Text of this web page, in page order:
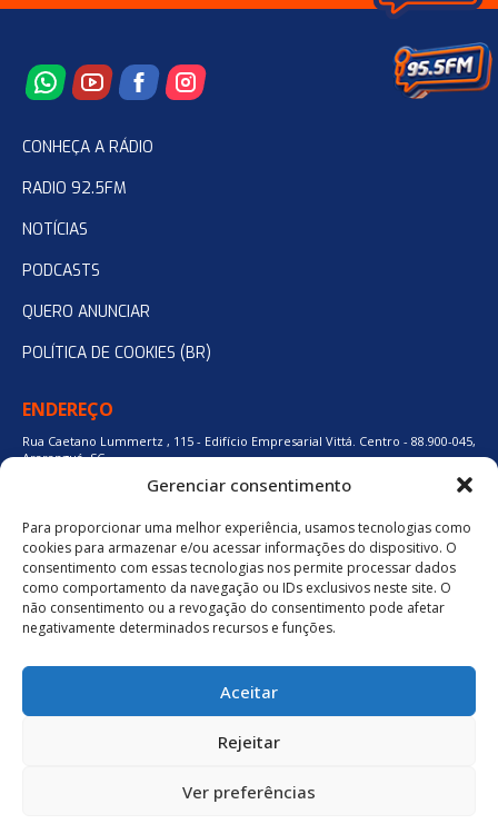
Gerenciar consentimento
Para proporcionar uma melhor experiência, usamos tecnologias como
cookies para armazenar e/ou acessar informações do dispositivo. O
consentimento com essas tecnologias nos permite processar dados
como comportamento da navegação ou IDs exclusivos neste site. O
não consentimento ou a revogação do consentimento pode afetar
negativamente determinados recursos e funções.
Aceitar
Rejeitar
Ver preferências
CONHEÇA A RÁDIO
RADIO 92.5FM
NOTÍCIAS
PODCASTS
QUERO ANUNCIAR
POLÍTICA DE COOKIES (BR)
ENDEREÇO
Rua Caetano Lummertz , 115 - Edifício Empresarial Vittá. Centro - 88.900-045,
Araranguá, SC.
48 3524-0137
48 9880-84667